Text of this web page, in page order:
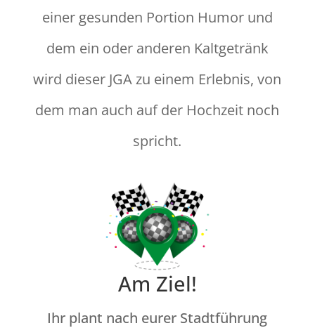
einer gesunden Portion Humor und
dem ein oder anderen Kaltgetränk
wird dieser JGA zu einem Erlebnis, von
dem man auch auf der Hochzeit noch
spricht.
Am Ziel!
Ihr plant nach eurer Stadtführung